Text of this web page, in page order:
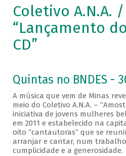
Coletivo A.N.A. /
“Lançamento
CD”
Quintas no BNDES -
A música que vem de Minas
meio do Coletivo A.N.A. –
iniciativa de jovens mulheres
em 2011 e estabelecido na
oito “cantautoras” que se
arranjar e cantar, num
cumplicidade e a generosidade.